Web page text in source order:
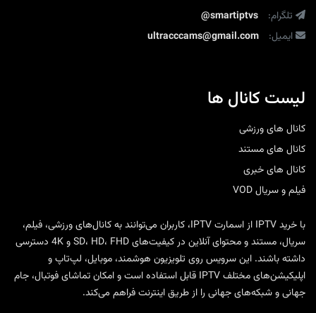
تلگرام:
@smartiptvs
ایمیل:
ultracccams@gmail.com
لیست کانال ها
کانال های ورزشی
کانال های مستند
کانال های خبری
فیلم و سریال VOD
با خرید IPTV ازاسمارت IPTV
، کاربران می‌توانند به کانال‌های ورزشی، فیلم،
سریال، مستند و محتوای آنلاین در کیفیت‌های SD، HD، FHD و 4K دسترسی
داشته باشند. این سرویس روی تلویزیون هوشمند، موبایل، لپ‌تاپ و
اپلیکیشن‌های مختلف IPTV قابل استفاده است و امکان تماشای فوتبال، جام
جهانی و شبکه‌های جهانی را از طریق اینترنت فراهم می‌کند.